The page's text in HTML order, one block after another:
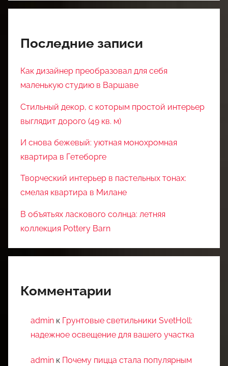
Последние записи
Как дизайнер преобразовал для себя
маленькую студию в Варшаве
Стильный декор, с которым простой интерьер
выглядит дорого (49 кв. м)
И снова бежевый: уютная монохромная
квартира в Гетеборге
Творческий интерьер в пастельных тонах:
смелая квартира в Милане
В объятьях ласкового солнца: летняя
коллекция Pottery Barn
Комментарии
admin к Грунтовые светильники SvetHoll:
надежное освещение для вашего участка
admin к Почему пицца стала популярным